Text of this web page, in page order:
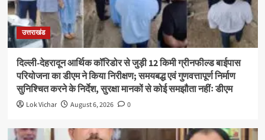
उत्तराखंड
दिल्ली-देहरादून आर्थिक कॉरिडोर से जुड़ी 12 किमी ग्रीनफील्ड बाईपास
परियोजना का डीएम ने किया निरीक्षण; समयबद्ध एवं गुणवत्तापूर्ण निर्माण
सुनिश्चित करने के निर्देश, सुरक्षा मानकों से कोई समझौता नहींः डीएम
Lok Vichar August 6, 2026 0